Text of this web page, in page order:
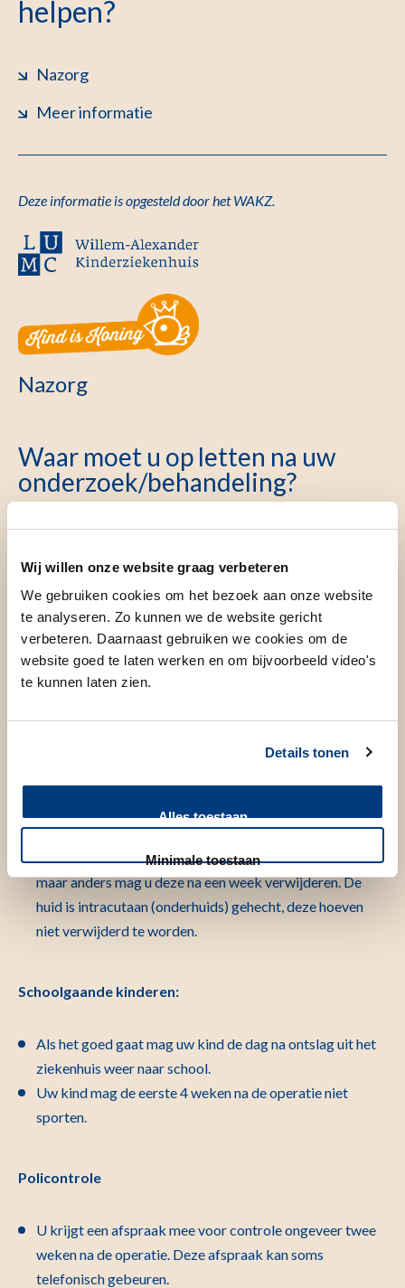
Wij willen onze website graag verbeteren
We gebruiken cookies om het bezoek aan onze website
te analyseren. Zo kunnen we de website gericht
verbeteren. Daarnaast gebruiken we cookies om de
website goed te laten werken en om bijvoorbeeld video's
te kunnen laten zien.
Details tonen
Alles toestaan
Minimale toestaan
helpen?
Nazorg
Meer informatie
Deze informatie is opgesteld door het WAKZ.
Nazorg
Waar moet u op letten na uw
onderzoek/behandeling?
Uw kind mag 48 uur na de operatie weer kort douchen
Na enkele dagen ook kort in bad
Baby's iets vaker verluieren dan anders om de wond
droog te houden
De pleister mag de dag na de operatie worden
verwijderd en af blijven.
Als de wond nog wat lekt mag er elke dag een nieuwe
pleister op totdat de wond droog is.
Hechtpleisters (steristrips) vallen er meestal vanzelf af
maar anders mag u deze na een week verwijderen. De
huid is intracutaan (onderhuids) gehecht, deze hoeven
niet verwijderd te worden.
Schoolgaande kinderen:
Als het goed gaat mag uw kind de dag na ontslag uit het
ziekenhuis weer naar school.
Uw kind mag de eerste 4 weken na de operatie niet
sporten.
Policontrole
U krijgt een afspraak mee voor controle ongeveer twee
weken na de operatie. Deze afspraak kan soms
telefonisch gebeuren.